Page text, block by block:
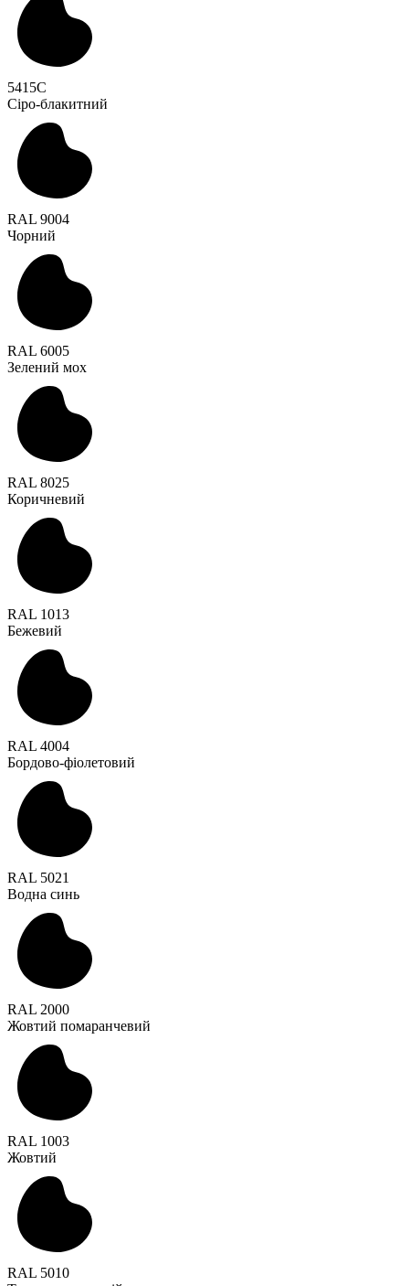
5415C
Сіро-блакитний
RAL 9004
Чорний
RAL 6005
Зелений мох
RAL 8025
Коричневий
RAL 1013
Бежевий
RAL 4004
Бордово-фіолетовий
RAL 5021
Водна синь
RAL 2000
Жовтий помаранчевий
RAL 1003
Жовтий
RAL 5010